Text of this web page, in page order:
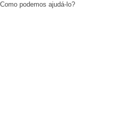
Como podemos ajudá-lo?